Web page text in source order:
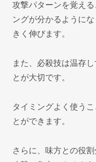
攻撃パターンを覚え
ングが分かるように
きく伸びます。
また、必殺技は温存
とが大切です。
タイミングよく使う
とができます。
さらに、味方との役